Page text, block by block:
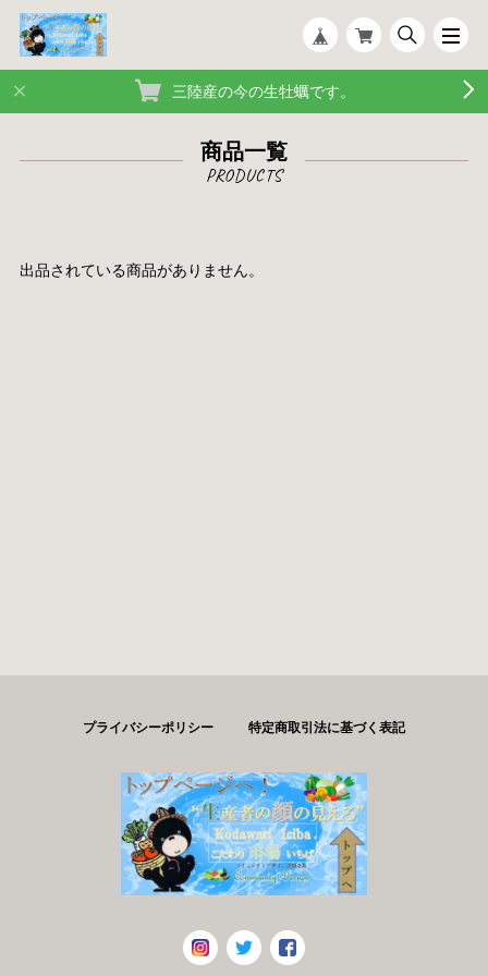
三陸産の今の生牡蠣です。
商品一覧
出品されている商品がありません。
プライバシーポリシー 特定商取引法に基づく表記